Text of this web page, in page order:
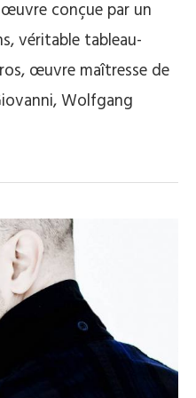
conçue par un
véritable tableau-
œuvre maîtresse de
Wolfgang